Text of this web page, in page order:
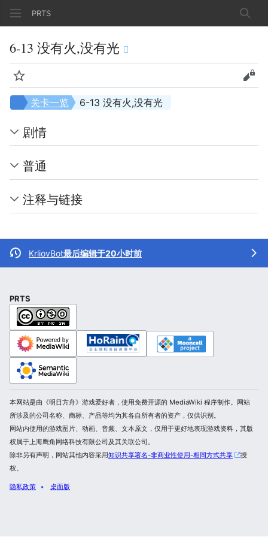
PRTS 搜索
6-13 没有火,没有光
监视 查看
6-13 没有火,没有光
关卡一览
剧情
普通
注释与链接
KrliovBot最后编辑于20小时前
PRTS
本网站是由《明日方舟》游戏爱好者，使用免费开源的 MediaWiki 程序制作。网站
所涉及的公司名称、商标、产品等均为其各自所有者的资产，仅供识别。
网站内使用的游戏图片、动画、音频、文本原文，仅用于更好地表现游戏资料，其版
权属于上海鹰角网络科技有限公司及其关联公司。
除非另有声明，网站其他内容采用知识共享署名-非商业性使用-相同方式共享
授
权。
隐私政策 桌面版